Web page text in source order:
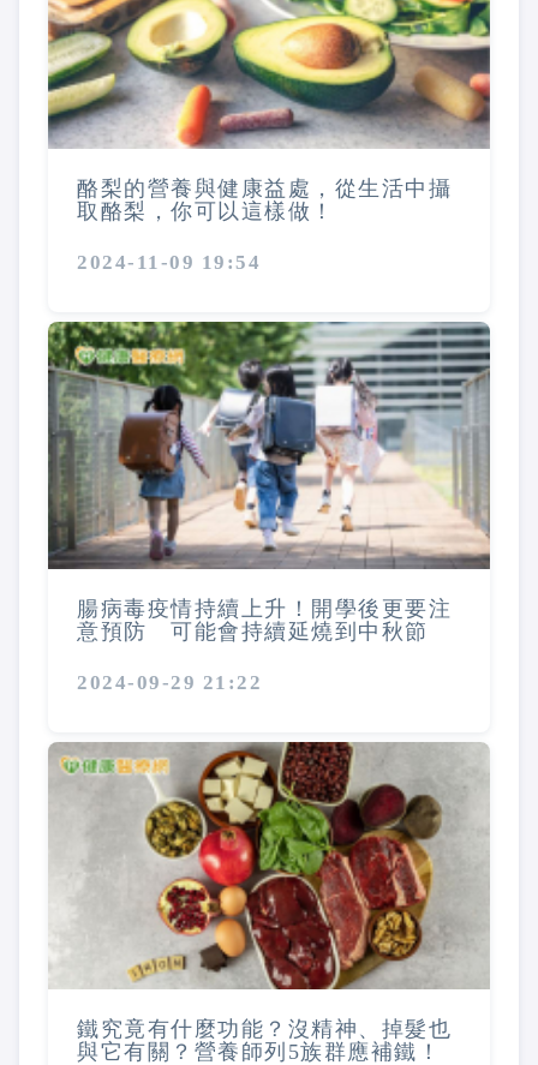
酪梨的營養與健康益處，從生活中攝
取酪梨，你可以這樣做！
2024-11-09 19:54
腸病毒疫情持續上升！開學後更要注
意預防 可能會持續延燒到中秋節
2024-09-29 21:22
鐵究竟有什麼功能？沒精神、掉髮也
與它有關？營養師列5族群應補鐵！